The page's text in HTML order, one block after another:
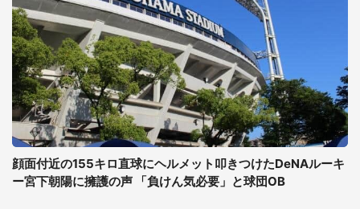
顔面付近の155キロ直球にヘルメット叩きつけたDeNAルーキ
ー宮下朝陽に擁護の声 「負けん気必要」と球団OB